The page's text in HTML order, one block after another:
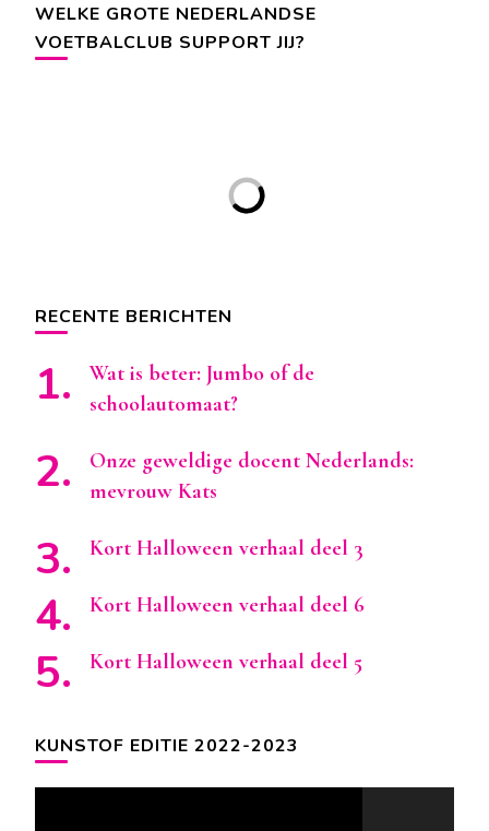
WELKE GROTE NEDERLANDSE
VOETBALCLUB SUPPORT JIJ?
RECENTE BERICHTEN
Wat is beter: Jumbo of de
schoolautomaat?
Onze geweldige docent Nederlands:
mevrouw Kats
Kort Halloween verhaal deel 3
Kort Halloween verhaal deel 6
Kort Halloween verhaal deel 5
KUNSTOF EDITIE 2022-2023